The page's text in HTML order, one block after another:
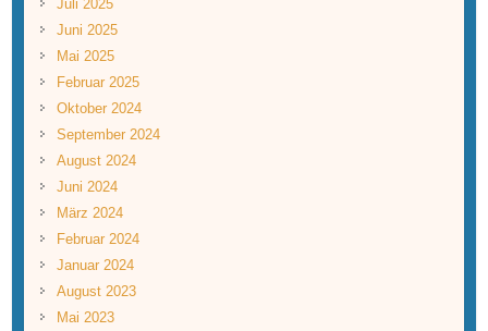
Juli 2025
Juni 2025
Mai 2025
Februar 2025
Oktober 2024
September 2024
August 2024
Juni 2024
März 2024
Februar 2024
Januar 2024
August 2023
Mai 2023